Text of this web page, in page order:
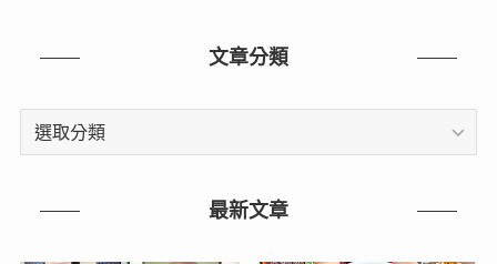
文章分類
文
最新文章